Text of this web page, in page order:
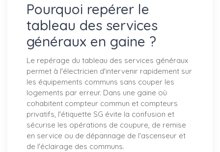
Pourquoi repérer le
tableau des services
généraux en gaine ?
Le repérage du tableau des services généraux
permet à l'électricien d'intervenir rapidement sur
les équipements communs sans couper les
logements par erreur. Dans une gaine où
cohabitent compteur commun et compteurs
privatifs, l'étiquette SG évite la confusion et
sécurise les opérations de coupure, de remise
en service ou de dépannage de l'ascenseur et
de l'éclairage des communs.